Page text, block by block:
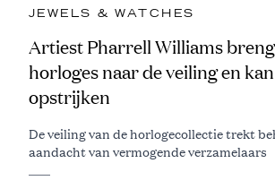
JEWELS & WATCHES
Artiest Pharrell Williams
horloges naar de veiling en
opstrijken
De veiling van de horlogecollectie trekt
aandacht van vermogende verzamelaars